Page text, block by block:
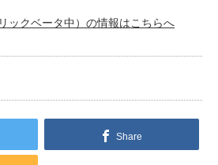
ックベータ中）の情報はこちらへ
Share